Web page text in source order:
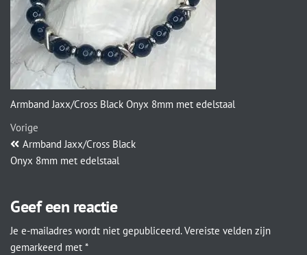
Armband Jaxx/Cross Black Onyx 8mm met edelstaal
Vorige
Armband Jaxx/Cross Black
Onyx 8mm met edelstaal
Geef een reactie
Je e-mailadres wordt niet gepubliceerd. Vereiste velden zijn
gemarkeerd met *